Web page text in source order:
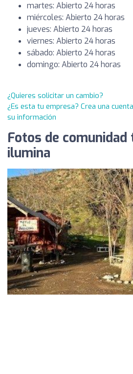
martes: Abierto 24 horas
miércoles: Abierto 24 horas
jueves: Abierto 24 horas
viernes: Abierto 24 horas
sábado: Abierto 24 horas
domingo: Abierto 24 horas
¿Quieres solicitar un cambio?
¿Es esta tu empresa? Crea una
su información
Fotos de comunidad
ilumina